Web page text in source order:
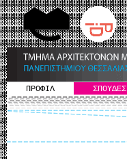
ΠΡΟΦΙΛ ΣΠΟΥΔΕΣ